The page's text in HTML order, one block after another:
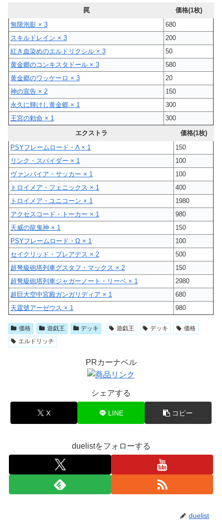
罠
価格(1枚)
無限泡影 × 3
680
スキルドレイン × 3
200
紅き血染めのエルドリクシル × 3
50
黄金郷のコンキスタドール × 3
580
黄金郷のワッケーロ × 3
20
神の宣告 × 2
150
永久に輝けし黄金郷 × 1
300
王宮の勅命 × 1
300
エクストラ
価格(1枚)
PSYフレームロード・Λ × 1
150
リンク・スパイダー × 1
100
ヴァンパイア・サッカー × 1
100
トロイメア・フェニックス × 1
400
トロイメア・ユニコーン × 1
1980
アクセスコード・トーカー × 1
980
天威の龍鬼神 × 1
150
PSYフレームロード・Ω × 1
100
セイクリッド・プレアデス × 2
500
超弩級砲塔列車グスタフ・マックス × 2
150
超弩級砲塔列車ジャガーノート・リーベ × 1
2980
超巨大空中宮殿ガンガリディア × 1
680
天霆號アーゼウス × 1
980
価格 遊戯王 デッキ 遊戯王 デッキ
価格
エルドリッチ
PRカーナベル
シェアする
X LINE コピー
duelistをフォローする
duelist